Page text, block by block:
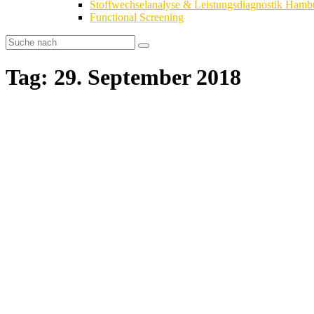
Stoffwechselanalyse & Leistungsdiagnostik
Functional Screening
Tag: 29. September 2018